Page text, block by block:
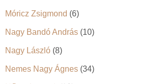
Móricz Zsigmond (6)
Nagy Bandó András (10)
Nagy László (8)
Nemes Nagy Ágnes (34)